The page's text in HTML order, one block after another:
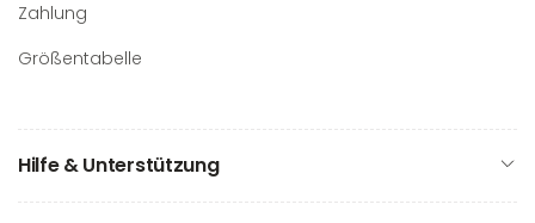
Zahlung
Größentabelle
Hilfe & Unterstützung